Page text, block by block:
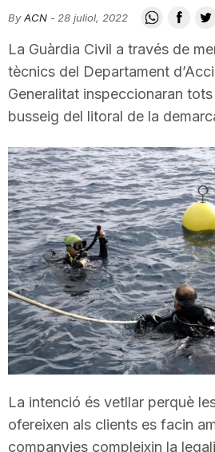
i
u
t
a
t
d
e
T
a
By ACN - 28 juliol, 2022
La Guàrdia Civil a través de
tècnics del Departament
Generalitat inspeccionaran
busseig del litoral de la
La intenció és vetllar perquè
ofereixen als clients es facin
companyies compleixin la